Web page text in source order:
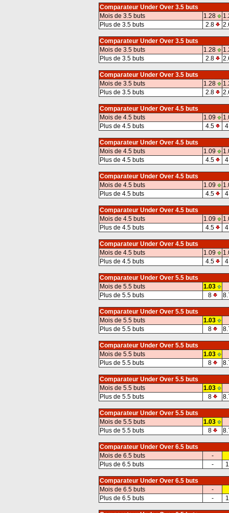
Comparateur Under Over 3.5 buts
Mois de 3.5 buts
1.28
Plus de 3.5 buts
2.8
Comparateur Under Over 3.5 buts
Mois de 3.5 buts
1.28
Plus de 3.5 buts
2.8
Comparateur Under Over 3.5 buts
Mois de 3.5 buts
1.28
Plus de 3.5 buts
2.8
Comparateur Under Over 4.5 buts
Mois de 4.5 buts
1.09
Plus de 4.5 buts
4.5
Comparateur Under Over 4.5 buts
Mois de 4.5 buts
1.09
Plus de 4.5 buts
4.5
Comparateur Under Over 4.5 buts
Mois de 4.5 buts
1.09
Plus de 4.5 buts
4.5
Comparateur Under Over 4.5 buts
Mois de 4.5 buts
1.09
Plus de 4.5 buts
4.5
Comparateur Under Over 4.5 buts
Mois de 4.5 buts
1.09
Plus de 4.5 buts
4.5
Comparateur Under Over 5.5 buts
Mois de 5.5 buts
1.03
Plus de 5.5 buts
8
Comparateur Under Over 5.5 buts
Mois de 5.5 buts
1.03
Plus de 5.5 buts
8
Comparateur Under Over 5.5 buts
Mois de 5.5 buts
1.03
Plus de 5.5 buts
8
Comparateur Under Over 5.5 buts
Mois de 5.5 buts
1.03
Plus de 5.5 buts
8
Comparateur Under Over 5.5 buts
Mois de 5.5 buts
1.03
Plus de 5.5 buts
8
Comparateur Under Over 6.5 buts
Mois de 6.5 buts
-
Plus de 6.5 buts
-
Comparateur Under Over 6.5 buts
Mois de 6.5 buts
-
Plus de 6.5 buts
-